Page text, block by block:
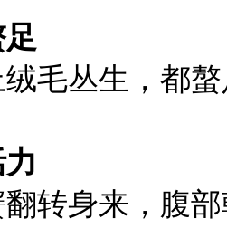
丛生，都螯
身来，腹部